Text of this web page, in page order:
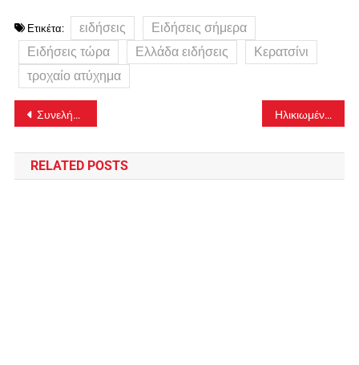
Ετικέτα: ειδήσεις
Ειδήσεις σήμερα
Ειδήσεις τώρα
Ελλάδα ειδήσεις
Κερατσίνι
τροχαίο ατύχημα
άρθρων
Συνελήφθη ένας 13χρονος που προσπάθησε να κλέψει χρήματα και κινητό από ένα άλλο παιδί στην περιοχή της Νεραντζιώτισσας Ηλικιωμένη έπεσε θύμα τηλεφωνικής απάτης στη Κοζάνη – Άντρας προσποιήθηκε τον αστυνομικό και την έπεισε να του δώσει 225.000 ευρώ
RELATED POSTS